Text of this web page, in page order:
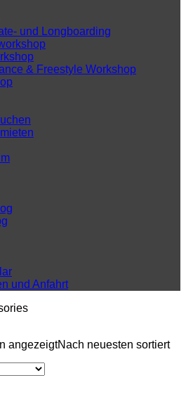
und Longboarding
& Freestyle Workshop
und Anfahrt
angezeigtNach neuesten sortiert